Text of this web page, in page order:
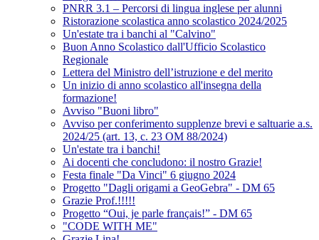
PNRR 3.1 – Percorsi di lingua inglese per alunni
Ristorazione scolastica anno scolastico 2024/2025
Un'estate tra i banchi al "Calvino"
Buon Anno Scolastico dall'Ufficio Scolastico
Regionale
Lettera del Ministro dell’istruzione e del merito
Un inizio di anno scolastico all'insegna della
formazione!
Avviso "Buoni libro"
Avviso per conferimento supplenze brevi e saltuarie a.s.
2024/25 (art. 13, c. 23 OM 88/2024)
Un'estate tra i banchi!
Ai docenti che concludono: il nostro Grazie!
Festa finale "Da Vinci" 6 giugno 2024
Progetto "Dagli origami a GeoGebra" - DM 65
Grazie Prof.!!!!!
Progetto “Oui, je parle français!” - DM 65
"CODE WITH ME"